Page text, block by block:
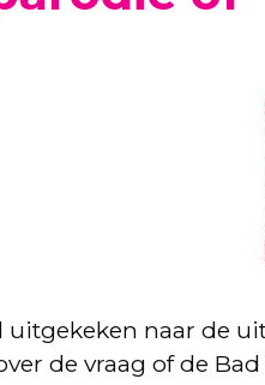
naar de
de vraag of de